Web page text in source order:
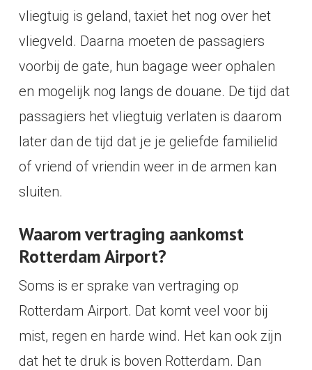
vliegtuig is geland, taxiet het nog over het
vliegveld. Daarna moeten de passagiers
voorbij de gate, hun bagage weer ophalen
en mogelijk nog langs de douane. De tijd dat
passagiers het vliegtuig verlaten is daarom
later dan de tijd dat je je geliefde familielid
of vriend of vriendin weer in de armen kan
sluiten.
Waarom vertraging aankomst
Rotterdam Airport?
Soms is er sprake van vertraging op
Rotterdam Airport. Dat komt veel voor bij
mist, regen en harde wind. Het kan ook zijn
dat het te druk is boven Rotterdam. Dan